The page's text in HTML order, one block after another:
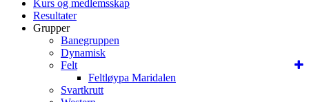
Kurs og medlemsskap
Resultater
Grupper
Banegruppen
Dynamisk
Felt
Feltløypa Maridalen
Svartkrutt